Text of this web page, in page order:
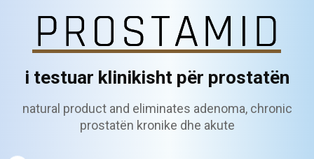
i testuar klinikisht për prostatën
natural product and eliminates adenoma, chronic
prostatën kronike dhe akute